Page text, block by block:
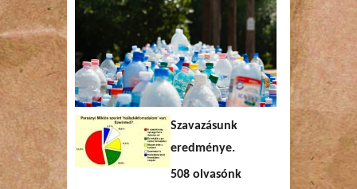
Szavazásunk
eredménye.
508 olvasónk